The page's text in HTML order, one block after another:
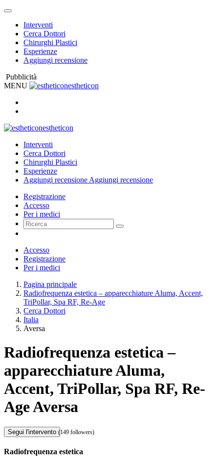
Interventi
Cerca Dottori
Chirurghi Plastici
Esperienze
Aggiungi recensione
Pubblicità
MENU
estheticon
estheticon
Interventi
Cerca Dottori
Chirurghi Plastici
Esperienze
Aggiungi recensione Aggiungi recensione
Registrazione
Accesso
Per i medici
Accesso
Registrazione
Per i medici
Pagina principale
Radiofrequenza estetica – apparecchiature Aluma, Accent,
TriPollar, Spa RF, Re-Age
Cerca Dottori
Italia
Aversa
Radiofrequenza estetica –
apparecchiature Aluma,
Accent, TriPollar, Spa RF, Re-
Age Aversa
Segui l'intervento (149 followers)
Radiofrequenza estetica